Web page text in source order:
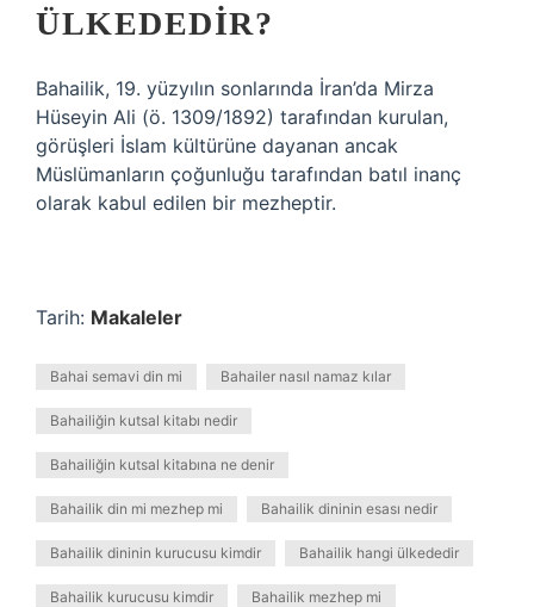
ÜLKEDEDIR?
Bahailik, 19. yüzyılın sonlarında İran’da Mirza
Hüseyin Ali (ö. 1309/1892) tarafından kurulan,
görüşleri İslam kültürüne dayanan ancak
Müslümanların çoğunluğu tarafından batıl inanç
olarak kabul edilen bir mezheptir.
Tarih: Makaleler
Bahai semavi din mi Bahailer nasıl namaz kılar
Bahailiğin kutsal kitabı nedir
Bahailiğin kutsal kitabına ne denir
Bahailik din mi mezhep mi Bahailik dininin esası nedir
Bahailik dininin kurucusu kimdir Bahailik hangi ülkededir
Bahailik kurucusu kimdir Bahailik mezhep mi